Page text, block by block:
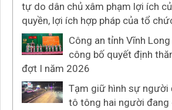
tự do dân chủ xâm phạm lợi ích
quyền, lợi ích hợp pháp của tổ
Công an tỉnh Vĩnh
công bố quyết định
đợt I năm 2026
Tạm giữ hình sự người
tô tông hai người đang